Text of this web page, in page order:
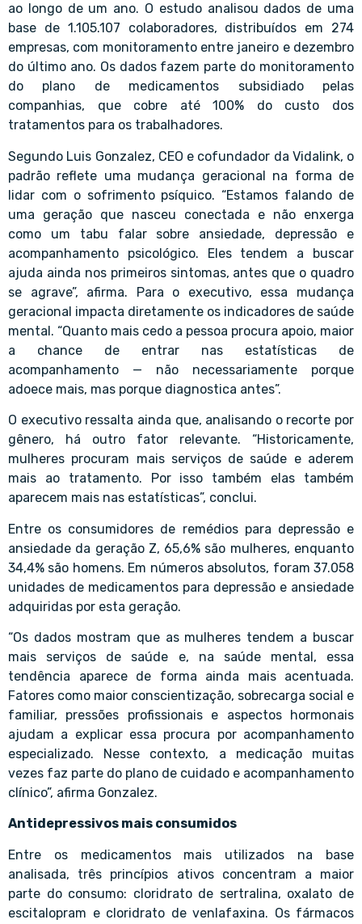
ao longo de um ano. O estudo analisou dados de uma
base de 1.105.107 colaboradores, distribuídos em 274
empresas, com monitoramento entre janeiro e dezembro
do último ano. Os dados fazem parte do monitoramento
do plano de medicamentos subsidiado pelas
companhias, que cobre até 100% do custo dos
tratamentos para os trabalhadores.
Segundo Luis Gonzalez, CEO e cofundador da Vidalink, o
padrão reflete uma mudança geracional na forma de
lidar com o sofrimento psíquico. “Estamos falando de
uma geração que nasceu conectada e não enxerga
como um tabu falar sobre ansiedade, depressão e
acompanhamento psicológico. Eles tendem a buscar
ajuda ainda nos primeiros sintomas, antes que o quadro
se agrave”, afirma. Para o executivo, essa mudança
geracional impacta diretamente os indicadores de saúde
mental. “Quanto mais cedo a pessoa procura apoio, maior
a chance de entrar nas estatísticas de
acompanhamento — não necessariamente porque
adoece mais, mas porque diagnostica antes”.
O executivo ressalta ainda que, analisando o recorte por
gênero, há outro fator relevante. “Historicamente,
mulheres procuram mais serviços de saúde e aderem
mais ao tratamento. Por isso também elas também
aparecem mais nas estatísticas”, conclui.
Entre os consumidores de remédios para depressão e
ansiedade da geração Z, 65,6% são mulheres, enquanto
34,4% são homens. Em números absolutos, foram 37.058
unidades de medicamentos para depressão e ansiedade
adquiridas por esta geração.
“Os dados mostram que as mulheres tendem a buscar
mais serviços de saúde e, na saúde mental, essa
tendência aparece de forma ainda mais acentuada.
Fatores como maior conscientização, sobrecarga social e
familiar, pressões profissionais e aspectos hormonais
ajudam a explicar essa procura por acompanhamento
especializado. Nesse contexto, a medicação muitas
vezes faz parte do plano de cuidado e acompanhamento
clínico”, afirma Gonzalez.
Antidepressivos mais consumidos
Entre os medicamentos mais utilizados na base
analisada, três princípios ativos concentram a maior
parte do consumo: cloridrato de sertralina, oxalato de
escitalopram e cloridrato de venlafaxina. Os fármacos